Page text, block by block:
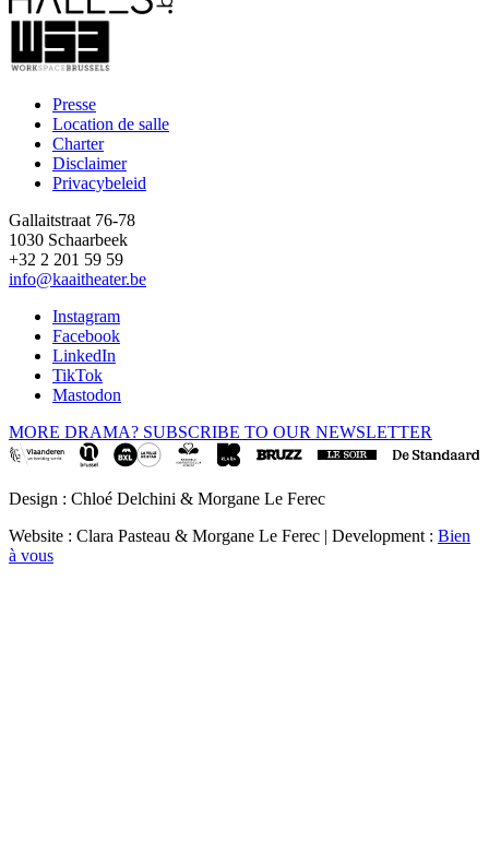
Footer
Presse
Location de salle
Charter
Disclaimer
Privacybeleid
Gallaitstraat 76-78
1030 Schaarbeek
+32 2 201 59 59
info@kaaitheater.be
Instagram
Facebook
LinkedIn
TikTok
Mastodon
MORE DRAMA? SUBSCRIBE TO OUR NEWSLETTER
Design : Chloé Delchini & Morgane Le Ferec
Website : Clara Pasteau & Morgane Le Ferec | Development : Bien
à vous